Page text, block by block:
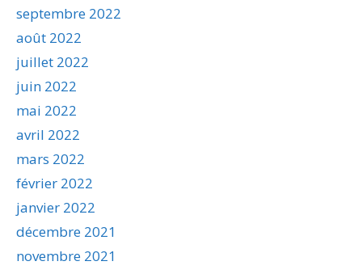
septembre 2022
août 2022
juillet 2022
juin 2022
mai 2022
avril 2022
mars 2022
février 2022
janvier 2022
décembre 2021
novembre 2021